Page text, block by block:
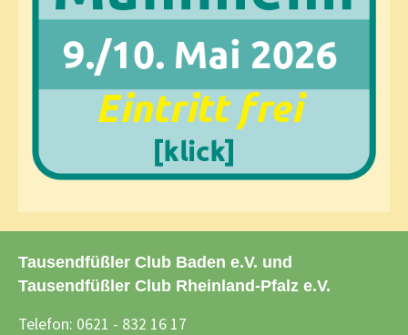
Tausendfüßler Club Baden e.V. und
Tausendfüßler Club Rheinland-Pfalz e.V.
Telefon: 0621 - 832 16 17